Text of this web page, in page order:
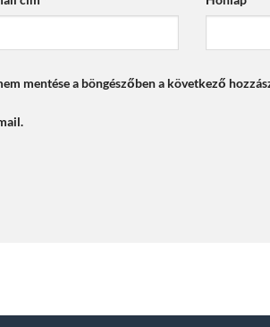
mentése a böngészőben a következő